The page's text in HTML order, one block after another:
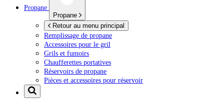
Propane
Propane
Retour au menu principal
Remplissage de propane
Accessoires pour le gril
Grils et fumoirs
Chaufferettes portatives
Réservoirs de propane
Pièces et accessoires pour réservoir